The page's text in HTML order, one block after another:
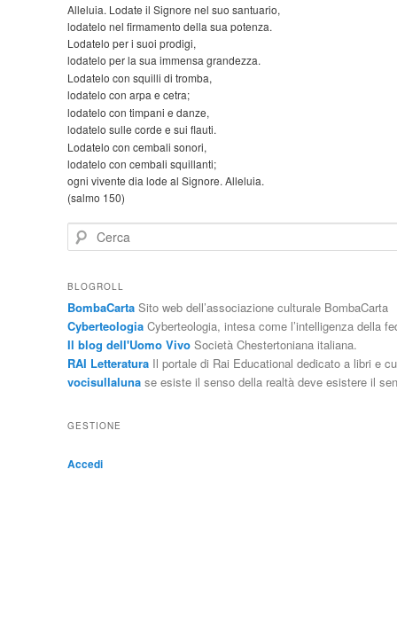
Alleluia. Lodate il Signore nel suo santuario,
lodatelo nel firmamento della sua potenza.
Lodatelo per i suoi prodigi,
lodatelo per la sua immensa grandezza.
Lodatelo con squilli di tromba,
lodatelo con arpa e cetra;
lodatelo con timpani e danze,
lodatelo sulle corde e sui flauti.
Lodatelo con cembali sonori,
lodatelo con cembali squillanti;
ogni vivente dia lode al Signore. Alleluia.
(salmo 150)
e
c
BLOGROLL
BombaCarta Sito web dell’associazione culturale BombaCarta
Cyberteologia Cyberteologia, intesa come l’intelligenza della
Il blog dell'Uomo Vivo Società Chestertoniana italiana.
RAI Letteratura Il portale di Rai Educational dedicato a libri e
vocisullaluna se esiste il senso della realtà deve esistere il
GESTIONE
Accedi